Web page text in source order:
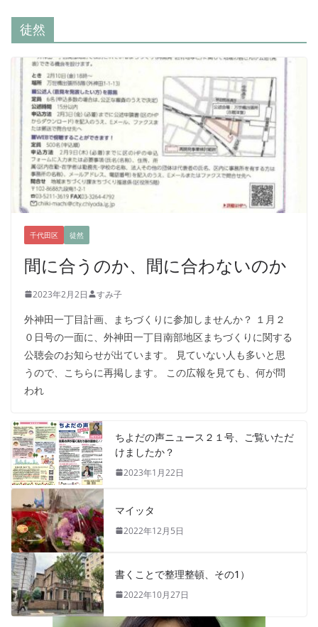
徒然
千代田区 徒然
間に合うのか、間に合わないのか
2023年2月2日 すみ子
外神田一丁目計画、まちづくりに参加しませんか？ １月２
０日号の一面に、外神田一丁目南部地区まちづくりに関する
公聴会のお知らせが出ています。 見ていない人も多いと思
うので、こちらに再掲します。 この広報を見ても、何が問
われ
ちよだの声ニュース２１号、ご覧いただ
けましたか？
2023年1月22日
マイッタ
2022年12月5日
書くことで整理整頓、その1）
2022年10月27日